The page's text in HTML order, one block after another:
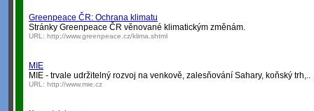
Greenpeace ČR: Ochrana klimatu
Stránky Greenpeace ČR věnované klimatickým změnám.
URL: http://www.greenpeace.cz/klima.shtml
MIE
MIE - trvale udržitelný rozvoj na venkově, zalesňování Sahary, koňský trh,..
URL: http://www.mie.cz